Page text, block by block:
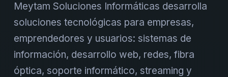
Meytam Soluciones Informáticas desarrolla
soluciones tecnológicas para empresas,
emprendedores y usuarios: sistemas de
información, desarrollo web, redes, fibra
óptica, soporte informático, streaming y